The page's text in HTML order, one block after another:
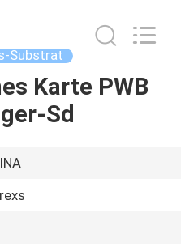
Substrat
Karte PWB
Sd